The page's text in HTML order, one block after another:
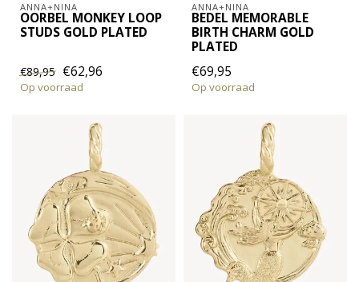
ANNA+NINA
OORBEL MONKEY LOOP
STUDS GOLD PLATED
€89,95 €62,96
Op voorraad
ANNA+NINA
BEDEL MEMORABLE
BIRTH CHARM GOLD
PLATED
€69,95
Op voorraad